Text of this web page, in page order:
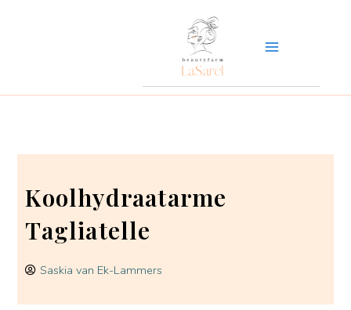
Koolhydraatarme
Tagliatelle
Saskia van Ek-Lammers